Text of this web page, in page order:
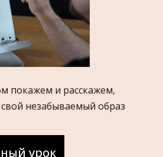
покажем и расскажем,
свой незабываемый образ
урок